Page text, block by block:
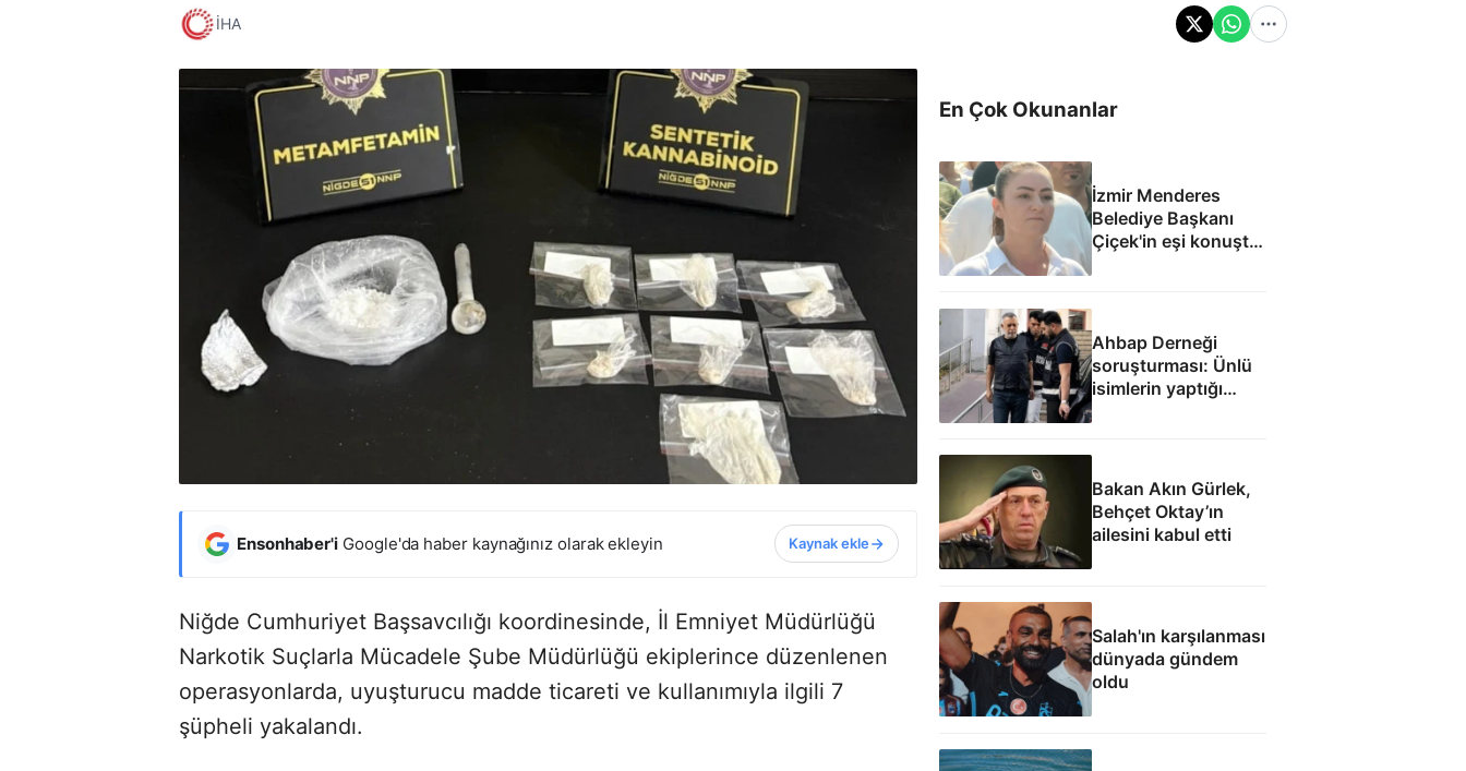
İHA
Ensonhaber'i Google'da haber kaynağınız olarak ekleyin Kaynak ekle
Niğde Cumhuriyet Başsavcılığı koordinesinde, İl Emniyet Müdürlüğü
Narkotik Suçlarla Mücadele Şube Müdürlüğü ekiplerince düzenlenen
operasyonlarda, uyuşturucu madde ticareti ve kullanımıyla ilgili 7
şüpheli yakalandı.
En Çok Okunanlar
İzmir Menderes
Belediye Başkanı
Çiçek'in eşi konuştu:
Ahbap Derneği
soruşturması: Ünlü
isimlerin yaptığı
bağışlar
Bakan Akın Gürlek,
Behçet Oktay’ın
ailesini kabul etti
Salah'ın karşılanması
dünyada gündem
oldu